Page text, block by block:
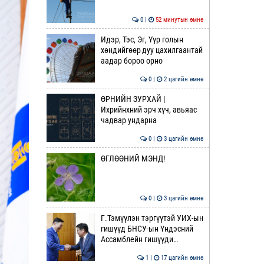
0 | 52 минутын өмнө
Идэр, Тэс, Эг, Үүр голын
хөндийгөөр дуу цахилгаантай
аадар бороо орно
0 | 2 цагийн өмнө
ӨРНИЙН ЗУРХАЙ |
Ихрийнхний эрч хүч, авьяас
чадвар ундарна
0 | 3 цагийн өмнө
ӨГЛӨӨНИЙ МЭНД!
0 | 3 цагийн өмнө
Г.Тэмүүлэн тэргүүтэй УИХ-ын
гишүүд БНСУ-ын Үндэсний
Ассамблейн гишүүди…
1 | 17 цагийн өмнө